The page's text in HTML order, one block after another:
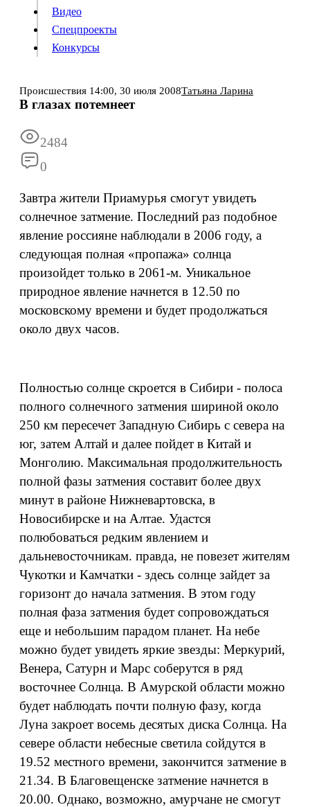
Конкурсы
Информация
Видео
Спецпроекты
Конкурсы
Происшествия 14:00, 30 июля 2008Татьяна Ларина
В глазах потемнеет
2484
0
Завтра жители Приамурья смогут увидеть
солнечное затмение. Последний раз подобное
явление россияне наблюдали в 2006 году, а
следующая полная «пропажа» солнца
произойдет только в 2061-м. Уникальное
природное явление начнется в 12.50 по
московскому времени и будет продолжаться
около двух часов.
Полностью солнце скроется в Сибири - полоса
полного солнечного затмения шириной около
250 км пересечет Западную Сибирь с севера на
юг, затем Алтай и далее пойдет в Китай и
Монголию. Максимальная продолжительность
полной фазы затмения составит более двух
минут в районе Нижневартовска, в
Новосибирске и на Алтае. Удастся
полюбоваться редким явлением и
дальневосточникам. правда, не повезет жителям
Чукотки и Камчатки - здесь солнце зайдет за
горизонт до начала затмения. В этом году
полная фаза затмения будет сопровождаться
еще и небольшим парадом планет. На небе
можно будет увидеть яркие звезды: Меркурий,
Венера, Сатурн и Марс соберутся в ряд
восточнее Солнца. В Амурской области можно
будет наблюдать почти полную фазу, когда
Луна закроет восемь десятых диска Солнца. На
севере области небесные светила сойдутся в
19.52 местного времени, закончится затмение в
21.34. В Благовещенске затмение начнется в
20.00. Однако, возможно, амурчане не смогут